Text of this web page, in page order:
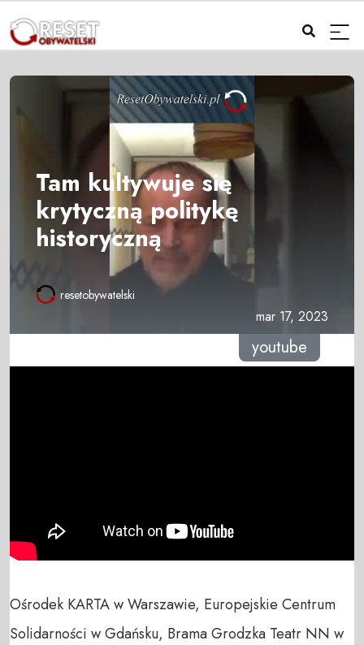
Tam kultywuje się
krytyczną politykę
historyczną
resetobywatelski
mar 17, 2023
youtube
Ośrodek KARTA w Warszawie, Europejskie Centrum
Solidarności w Gdańsku, Brama Grodzka Teatr NN w